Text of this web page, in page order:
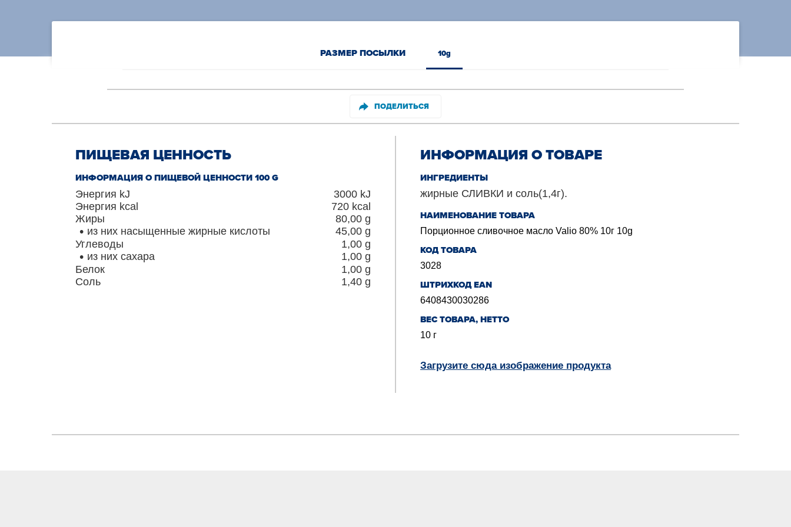
РАЗМЕР ПОСЫЛКИ 10g
ПОДЕЛИТЬСЯ
ПИЩЕВАЯ ЦЕННОСТЬ
ИНФОРМАЦИЯ О ПИЩЕВОЙ ЦЕННОСТИ 100 G
Энергия kJ 3000 kJ
Энергия kcal
720 kcal
Жиры
80,00 g
из них насыщенные жирные кислоты
45,00 g
Углеводы
1,00 g
из них сахара
1,00 g
Белок
1,00 g
Соль
1,40 g
ИНФОРМАЦИЯ О ТОВАРЕ
ИНГРЕДИЕНТЫ
жирные СЛИВКИ и соль(1,4г).
НАИМЕНОВАНИЕ ТОВАРА
Порционное сливочное масло Valio 80% 10г 10g
КОД ТОВАРА
3028
ШТРИХКОД EAN
6408430030286
BЕС ТОВАРА, НЕТТО
10 г
Загрузите сюда изображение продукта